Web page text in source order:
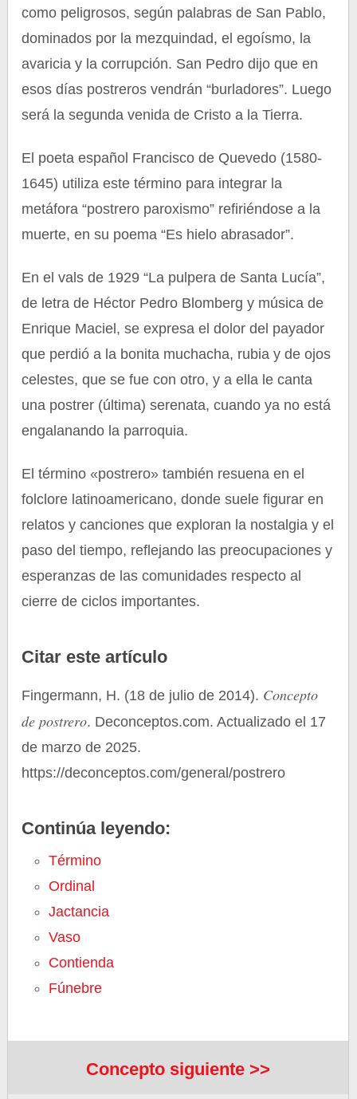
como peligrosos, según palabras de San Pablo,
dominados por la mezquindad, el egoísmo, la
avaricia y la corrupción. San Pedro dijo que en
esos días postreros vendrán “burladores”. Luego
será la segunda venida de Cristo a la Tierra.
El poeta español Francisco de Quevedo (1580-
1645) utiliza este término para integrar la
metáfora “postrero paroxismo” refiriéndose a la
muerte, en su poema “Es hielo abrasador”.
En el vals de 1929 “La pulpera de Santa Lucía”,
de letra de Héctor Pedro Blomberg y música de
Enrique Maciel, se expresa el dolor del payador
que perdió a la bonita muchacha, rubia y de ojos
celestes, que se fue con otro, y a ella le canta
una postrer (última) serenata, cuando ya no está
engalanando la parroquia.
El término «postrero» también resuena en el
folclore latinoamericano, donde suele figurar en
relatos y canciones que exploran la nostalgia y el
paso del tiempo, reflejando las preocupaciones y
esperanzas de las comunidades respecto al
cierre de ciclos importantes.
Citar este artículo
Fingermann, H. (18 de julio de 2014). Concepto
de postrero. Deconceptos.com. Actualizado el 17
de marzo de 2025.
https://deconceptos.com/general/postrero
Continúa leyendo:
Término
Ordinal
Jactancia
Vaso
Contienda
Fúnebre
Concepto siguiente >>